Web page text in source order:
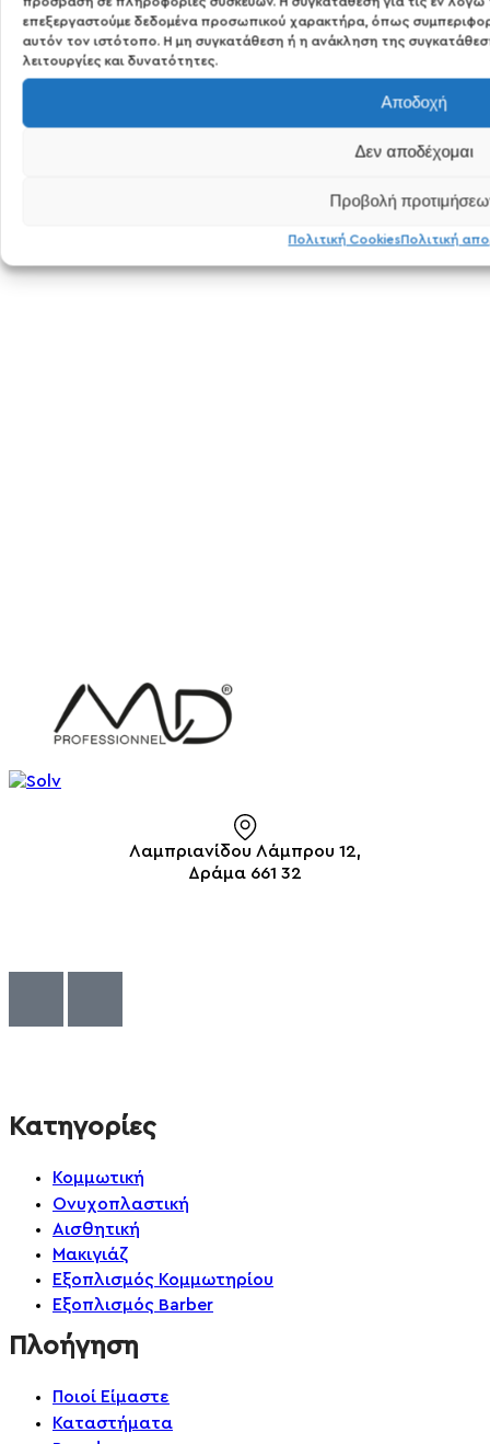
επεξεργαστούμε δεδομένα προσωπικού χαρακτήρα, όπως
αυτόν τον ιστότοπο. Η μη συγκατάθεση ή η ανάκληση της
λειτουργίες και δυνατότητες.
Αποδοχή
Δεν αποδέχομαι
Προβολή
Πολιτική CookiesΠολιτική
Λαμπριανίδου Λάμπρου 12,
Δράμα 661 32
Κατηγορίες
Κομμωτική
Ονυχοπλαστική
Αισθητική
Μακιγιάζ
Εξοπλισμός Κομμωτηρίου
Εξοπλισμός Barber
Πλοήγηση
Ποιοί Είμαστε
Καταστήματα